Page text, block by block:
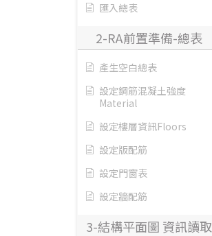
匯入總表
2-RA前置準備-總表
產生空白總表
設定鋼筋混凝土強度
Material
設定樓層資訊Floors
設定版配筋
設定門窗表
設定牆配筋
3-結構平面圖 資訊讀取